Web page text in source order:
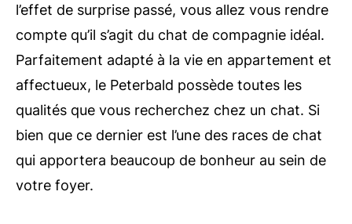
l’effet de surprise passé, vous allez vous rendre
compte qu’il s’agit du chat de compagnie idéal.
Parfaitement adapté à la vie en appartement et
affectueux, le Peterbald possède toutes les
qualités que vous recherchez chez un chat. Si
bien que ce dernier est l’une des races de chat
qui apportera beaucoup de bonheur au sein de
votre foyer.